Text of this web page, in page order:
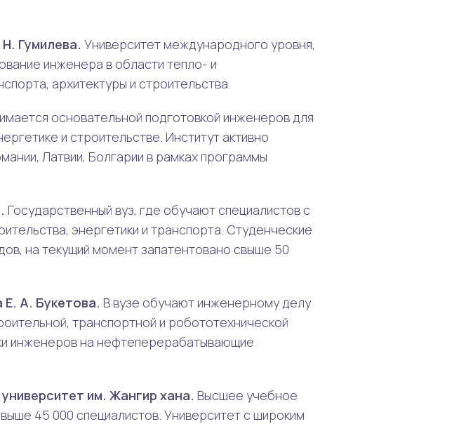
Гумилева. Университет международного уровня,
инженера в области тепло- и
архитектуры и строительства.
основательной подготовкой инженеров для
и строительстве. Институт активно
Латвии, Болгарии в рамках программы
Государственный вуз, где обучают специалистов с
энергетики и транспорта. Студенческие
на текущий момент запатентовано свыше 50
Е. А. Букетова. В вузе обучают инженерному делу
транспортной и робототехнической
инженеров на нефтеперерабатывающие
им. Жангир хана. Высшее учебное
45 000 специалистов. Университет с широким